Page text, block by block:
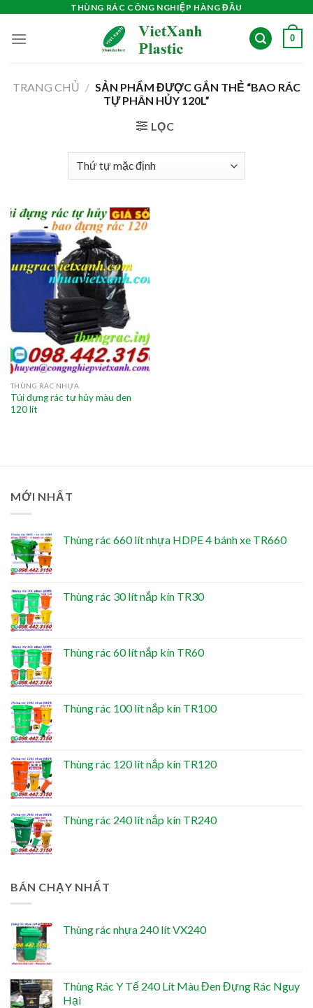
content
THÙNG RÁC CÔNG NGHIỆP HÀNG ĐẦU
0
TRANG CHỦ / SẢN PHẨM ĐƯỢC GẮN THẺ “BAO RÁC
TỰ PHÂN HỦY 120L”
LỌC
THÙNG RÁC NHỰA
Túi đựng rác tự hủy màu đen
120 lít
MỚI NHẤT
Thùng rác 660 lít nhựa HDPE 4 bánh xe TR660
Thùng rác 30 lít nắp kín TR30
Thùng rác 60 lít nắp kín TR60
Thùng rác 100 lít nắp kín TR100
Thùng rác 120 lít nắp kín TR120
Thùng rác 240 lít nắp kín TR240
BÁN CHẠY NHẤT
Thùng rác nhựa 240 lít VX240
Thùng Rác Y Tế 240 Lít Màu Đen Đựng Rác Nguy
Hại